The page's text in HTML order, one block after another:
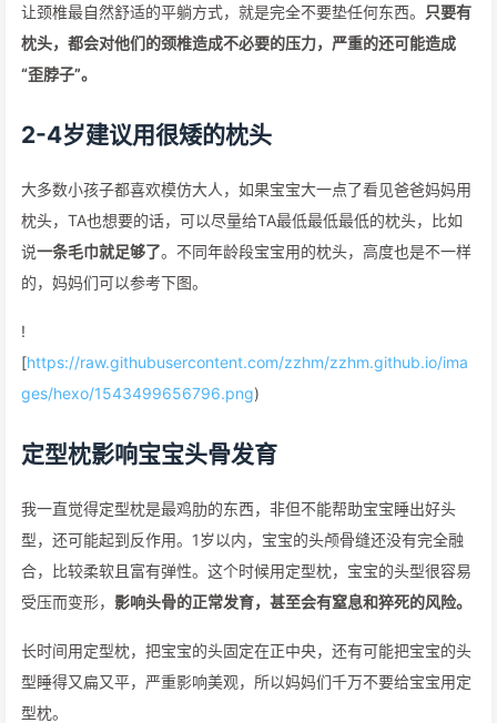
让颈椎最自然舒适的平躺方式，就是完全不要垫任何东西。
只要有
枕头，都会对他们的颈椎造成不必要的压力，严重的还可能造成
“歪脖子”。
2-4岁建议用很矮的枕头
大多数小孩子都喜欢模仿大人，如果宝宝大一点了看见爸爸妈妈用
枕头，TA也想要的话，可以尽量给TA最低最低最低的枕头，比如
说一条毛巾就足够了。不同年龄段宝宝用的枕头，高度也是不一样
的，妈妈们可以参考下图。
!
[https://raw.githubusercontent.com/zzhm/zzhm.github.io/ima
ges/hexo/1543499656796.png)
定型枕影响宝宝头骨发育
我一直觉得定型枕是最鸡肋的东西，非但不能帮助宝宝睡出好头
型，还可能起到反作用。1岁以内，宝宝的头颅骨缝还没有完全融
合，比较柔软且富有弹性。这个时候用定型枕，宝宝的头型很容易
受压而变形， 影响头骨的正常发育，甚至会有窒息和猝死的风险。
长时间用定型枕，把宝宝的头固定在正中央，还有可能把宝宝的头
型睡得又扁又平，严重影响美观，所以妈妈们千万不要给宝宝用定
型枕。